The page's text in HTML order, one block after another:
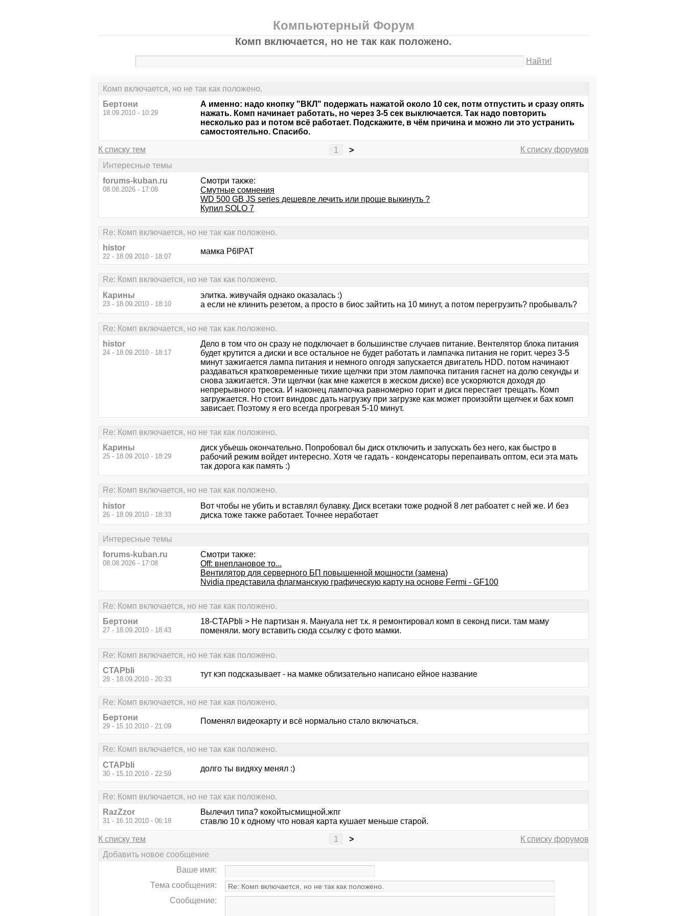
Компьютерный Форум
Комп включается, но не так как положено.
Найти!
Комп включается, но не так как положено.
Бертони
18.09.2010 - 10:29
А именно: надо кнопку "ВКЛ" подержать нажатой около 10 сек, потм отпустить и сразу опять
нажать. Комп начинает работать, но через 3-5 сек выключается. Так надо повторить
несколько раз и потом всё работает. Подскажите, в чём причина и можно ли это устранить
самостоятельно. Спасибо.
К списку тем 1 >
К списку форумов
Интересные темы
forums-kuban.ru
08.08.2026 - 17:08
Смотри также:
Смутные сомнения
WD 500 GB JS series дешевле лечить или проще выкинуть ?
Купил SOLO 7
Re: Комп включается, но не так как положено.
histor
22 - 18.09.2010 - 18:07
мамка P6IPAT
Re: Комп включается, но не так как положено.
Карины
23 - 18.09.2010 - 18:10
элитка. живучайя однако оказалась :)
а если не клинить резетом, а просто в биос зайтить на 10 минут, а потом перегрузить? пробывалъ?
Re: Комп включается, но не так как положено.
histor
24 - 18.09.2010 - 18:17
Дело в том что он сразу не подключает в большинстве случаев питание. Вентелятор блока питания
будет крутится а диски и все остальное не будет работать и лампачка питания не горит. через 3-5
минут зажигается лампа питания и немного опгодя запускается двигатель HDD. потом начинают
раздаваться кратковременные тихие щелчки при этом лампочка питания гаснет на долю секунды и
снова зажигается. Эти щелчки (как мне кажется в жеском диске) все ускоряются доходя до
непрерывного треска. И наконец лампочка равномерно горит и диск перестает трещать. Комп
загружается. Но стоит виндовс дать нагрузку при загрузке как может произойти щелчек и бах комп
зависает. Поэтому я его всегда прогревая 5-10 минут.
Re: Комп включается, но не так как положено.
Карины
25 - 18.09.2010 - 18:29
диск убьешь окончательно. Попробовал бы диск отключить и запускать без него, как быстро в
рабочий режим войдет интересно. Хотя че гадать - конденсаторы перепаивать оптом, еси эта мать
так дорога как память :)
Re: Комп включается, но не так как положено.
histor
26 - 18.09.2010 - 18:33
Вот чтобы не убить и вставлял булавку. Диск всетаки тоже родной 8 лет рабоатет с ней же. И без
диска тоже также работает. Точнее неработает
Интересные темы
forums-kuban.ru
08.08.2026 - 17:08
Смотри также:
Off: внеплановое то...
Вентилятор для серверного БП повышенной мощности (замена)
Nvidia представила флагманскую графическую карту на основе Fermi - GF100
Re: Комп включается, но не так как положено.
Бертони
27 - 18.09.2010 - 18:43
18-CTAPbIi > Не партизан я. Мануала нет т.к. я ремонтировал комп в секонд писи. там маму
поменяли. могу вставить сюда ссылку с фото мамки.
Re: Комп включается, но не так как положено.
CTAPbIi
28 - 18.09.2010 - 20:33
тут кэп подсказывает - на мамке облизательно написано ейное название
Re: Комп включается, но не так как положено.
Бертони
29 - 15.10.2010 - 21:09
Поменял видеокарту и всё нормально стало включаться.
Re: Комп включается, но не так как положено.
CTAPbIi
30 - 15.10.2010 - 22:59
долго ты видяху менял :)
Re: Комп включается, но не так как положено.
RazZzor
31 - 16.10.2010 - 06:18
Вылечил типа? кокойтысмищной.жпг
ставлю 10 к одному что новая карта кушает меньше старой.
К списку тем 1 >
К списку форумов
Добавить новое сообщение
Ваше имя:
Тема сообщения:
Сообщение: